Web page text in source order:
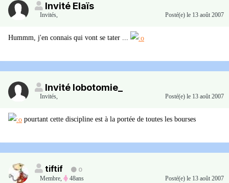
Invité Elaïs
Invités, Posté(e) le 13 août 2007
Hummm, j'en connais qui vont se tater ...
Invité lobotomie_
Invités, Posté(e) le 13 août 2007
pourtant cette discipline est à la portée de toutes les bourses
tiftif
0
Membre, 48ans Posté(e) le 13 août 2007